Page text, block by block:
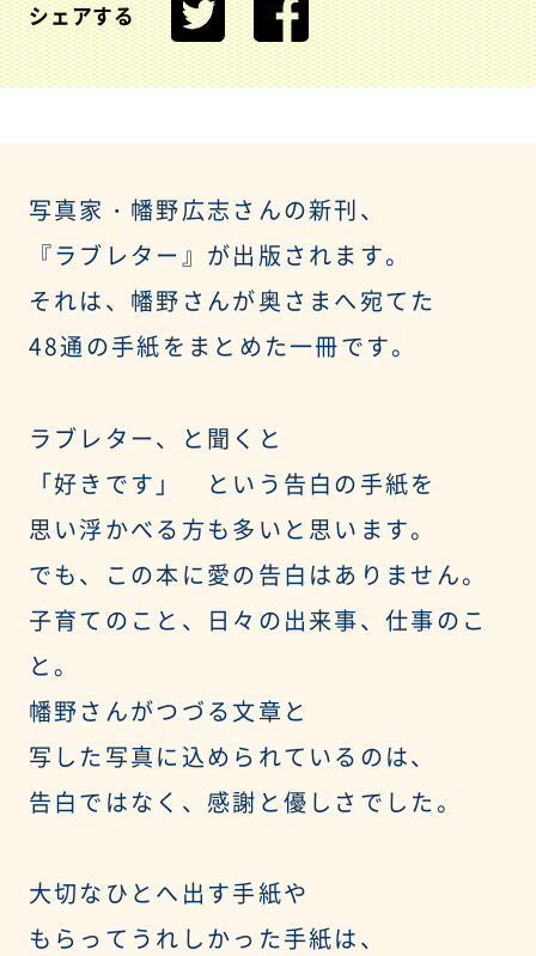
シェアする
写真家・幡野広志さんの新刊、
『ラブレター』が出版されます。
それは、幡野さんが奥さまへ宛てた
48通の手紙をまとめた一冊です。
ラブレター、と聞くと
「好きです」 という告白の手紙を
思い浮かべる方も多いと思います。
でも、この本に愛の告白はありません。
子育てのこと、日々の出来事、仕事のこ
と。
幡野さんがつづる文章と
写した写真に込められているのは、
告白ではなく、感謝と優しさでした。
大切なひとへ出す手紙や
もらってうれしかった手紙は、